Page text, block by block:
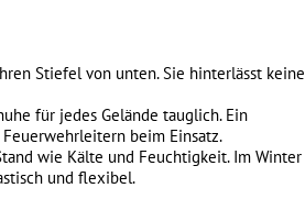
Stiefel von unten. Sie hinterlässt keine
für jedes Gelände tauglich. Ein
beim Einsatz.
wie Kälte und Feuchtigkeit. Im Winter
und flexibel.